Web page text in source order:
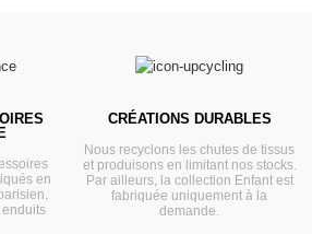
en
enduits
CRÉATIONS DURABLES
Nous recyclons les chutes de tissus
et produisons en limitant nos stocks.
Par ailleurs, la collection Enfant est
fabriquée uniquement à la
demande.